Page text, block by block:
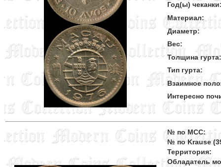
Год(ы)
Материал:
Диаметр:
Вес:
Толщина гурта:
Тип гурта:
Взаимное
Интересно
№ по MCC:
№ по Krause
Территория:
Обладатель